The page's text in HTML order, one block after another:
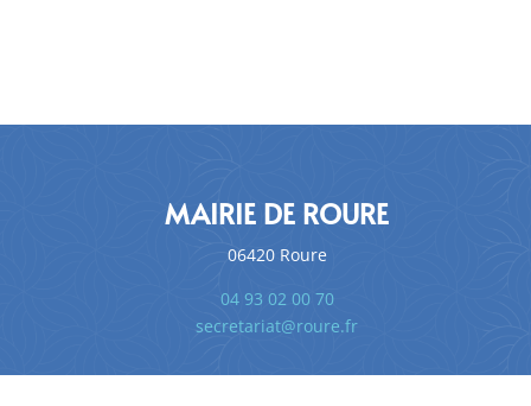
MAIRIE DE ROURE
06420 Roure
04 93 02 00 70
secretariat@roure.fr